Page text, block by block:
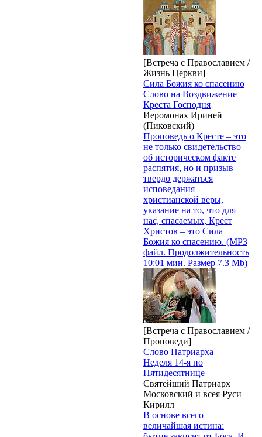
[Встреча с Православием /
Жизнь Церкви]
Сила Божия ко спасению
Слово на Воздвижение
Креста Господня
Иеромонах Ириней
(Пиковский)
Проповедь о Кресте – это
не только свидетельство
об историческом факте
распятия, но и призыв
твердо держаться
исповедания
христианской веры,
указание на то, что для
нас, спасаемых, Крест
Христов – это Сила
Божия ко спасению. (MP3
файл. Продолжительность
10:01 мин. Размер 7.3 Mb)
[Встреча с Православием /
Проповеди]
Слово Патриарха
Неделя 14-я по
Пятидесятнице
Святейший Патриарх
Московский и всея Руси
Кирилл
В основе всего –
величайшая истина: